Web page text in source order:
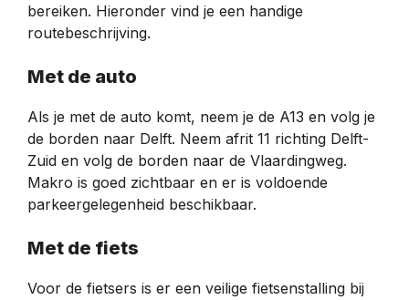
bereiken. Hieronder vind je een handige
routebeschrijving.
Met de auto
Als je met de auto komt, neem je de A13 en volg je
de borden naar Delft. Neem afrit 11 richting Delft-
Zuid en volg de borden naar de Vlaardingweg.
Makro is goed zichtbaar en er is voldoende
parkeergelegenheid beschikbaar.
Met de fiets
Voor de fietsers is er een veilige fietsenstalling bij